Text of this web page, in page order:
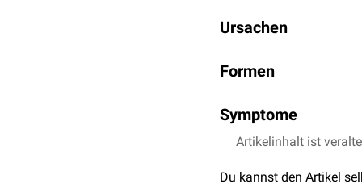
Ursachen
Allergien
Lichtschädigung (
Infektionen mit
Eisenmangel
Formen
Cheilitis abrasiva
Cheilitis actinica
Cheilitis angularis
Symptome
Das klinsche Bild einer
undUlzerationenhinzu.
Artikelinhalt ist
Du kannst den Artikel